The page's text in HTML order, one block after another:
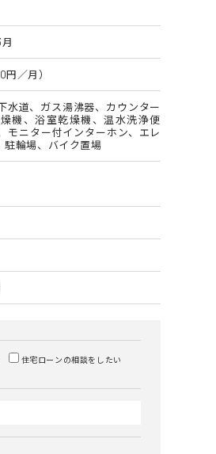
／月）
水道、ガス湯沸器、カウンター
機、浴室乾燥機、温水洗浄便
モニター付インターホン、エレ
駐輪場、バイク置場
住宅ローンの相談をしたい